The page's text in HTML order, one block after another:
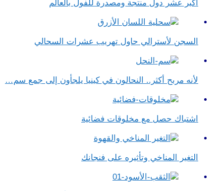
أكبر عشر دول منتجة ومصدرة للفول بالعالم
السجن لأسترالي حاول تهريب عشرات السحالي
لأنه مربح أكثر.. النحالون في كينيا يلجأون إلى جمع سم…
اشتباك حصل مع مخلوقات فضائية
التغير المناخي وتأثيره على فنجانك